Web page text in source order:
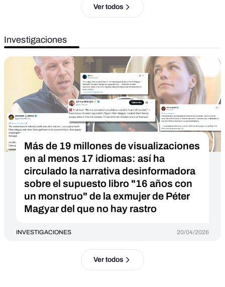
Ver todos
Investigaciones
Más de 19 millones de visualizaciones
en al menos 17 idiomas: así ha
circulado la narrativa desinformadora
sobre el supuesto libro "16 años con
un monstruo" de la exmujer de Péter
Magyar del que no hay rastro
INVESTIGACIONES 20/04/2026
Ver todos